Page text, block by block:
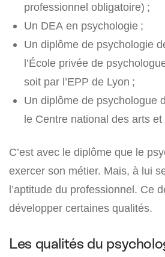
professionnel obligatoire) ;
Un DEA en psychologie ;
Un diplôme de psychologie
l’École privée de
soit par l’EPP de Lyon ;
Un diplôme de psychologue
le Centre national des arts
C’est avec le diplôme que le
exercer son métier. Mais, à lui
l’aptitude du professionnel. Ce
développer certaines qualités.
Les qualités du